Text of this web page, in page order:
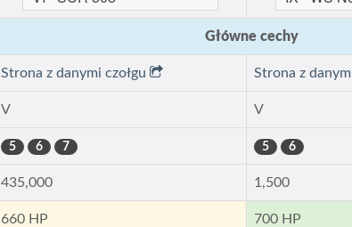
Główne cechy
Strona z danymi czołgu Strona z
V V
5 6 7 5 6
435,000 1,500
660 HP 700 HP